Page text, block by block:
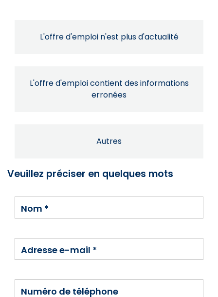
L'offre d'emploi n'est plus d'actualité
L'offre d'emploi contient des informations
erronées
Autres
Veuillez préciser en quelques mots
Nom *
Adresse e-mail *
Numéro de téléphone